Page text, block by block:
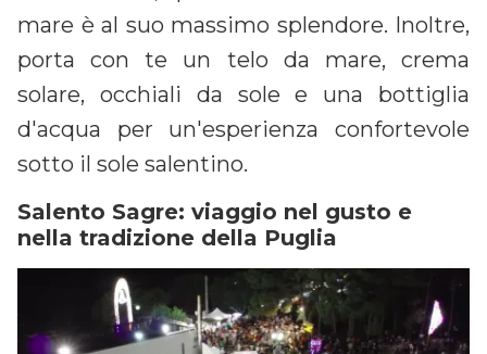
mare è al suo massimo splendore. Inoltre,
porta con te un telo da mare, crema
solare, occhiali da sole e una bottiglia
d'acqua per un'esperienza confortevole
sotto il sole salentino.
Salento Sagre: viaggio nel gusto e
nella tradizione della Puglia